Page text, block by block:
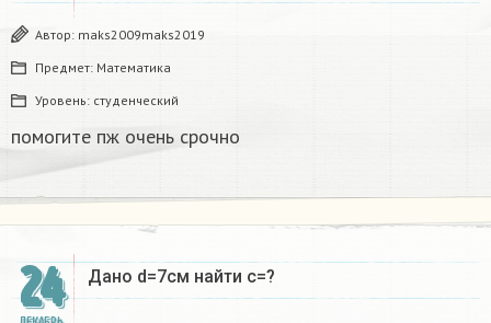
Автор: maks2009maks2019
Предмет: Математика
Уровень: студенческий
помогите пж очень срочно​
24 Дано d=7см найти с=?​